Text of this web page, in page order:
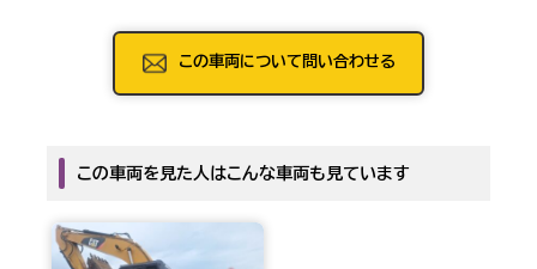
この車両について問い合わせる
この車両を見た人はこんな車両も見ています